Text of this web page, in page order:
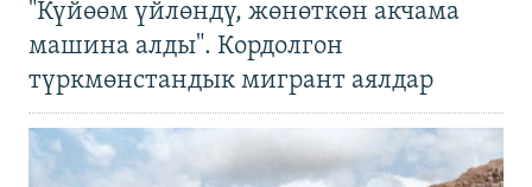
"Күйөөм үйлөндү, жөнөткөн акчама
машина алды". Кордолгон
түркмөнстандык мигрант аялдар